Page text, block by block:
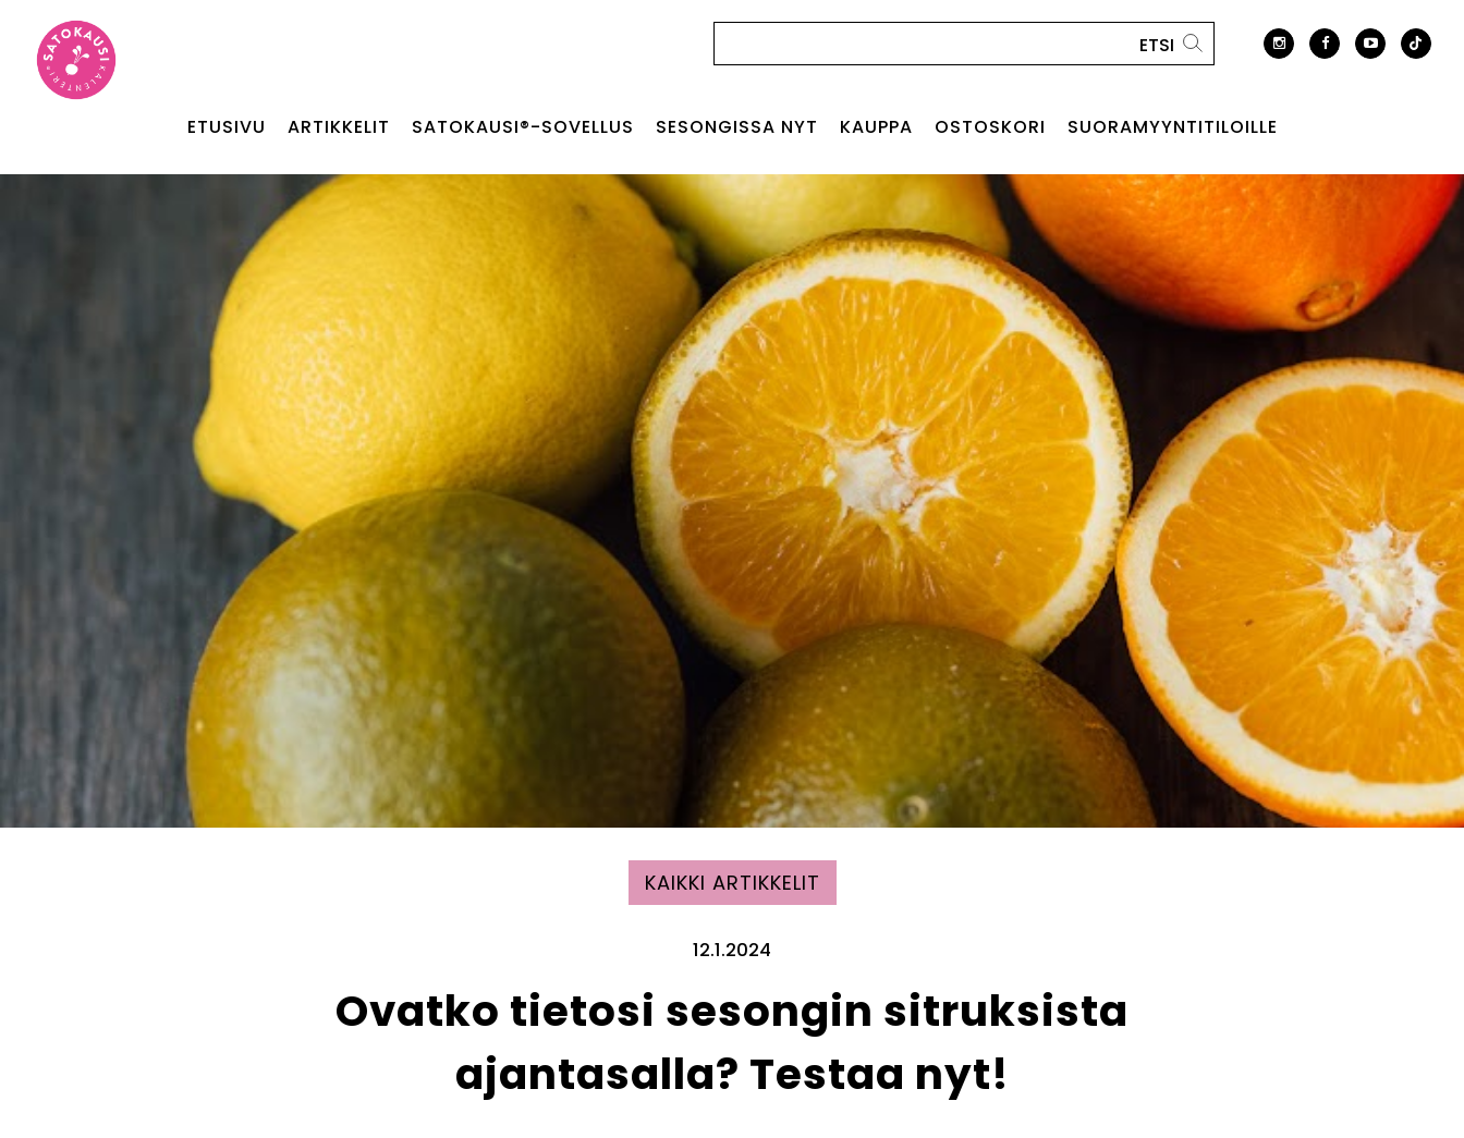
ETUSIVU ARTIKKELIT SATOKAUSI®-SOVELLUS SESONGISSA NYT KAUPPA OSTOSKORI SUORAMYYNTITILOILLE
KAIKKI ARTIKKELIT
12.1.2024
Ovatko tietosi sesongin sitruksista
ajantasalla? Testaa nyt!